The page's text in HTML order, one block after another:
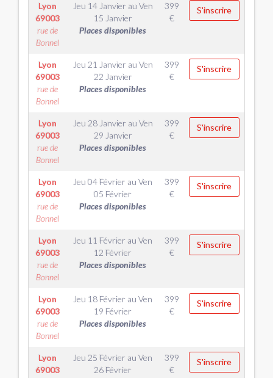
Lyon
69003
rue de
Bonnel
Jeu 14 Janvier au Ven
15 Janvier
Places disponibles
399
€
S'inscrire
Lyon
69003
rue de
Bonnel
Jeu 21 Janvier au Ven
22 Janvier
Places disponibles
399
€
S'inscrire
Lyon
69003
rue de
Bonnel
Jeu 28 Janvier au Ven
29 Janvier
Places disponibles
399
€
S'inscrire
Lyon
69003
rue de
Bonnel
Jeu 04 Février au Ven
05 Février
Places disponibles
399
€
S'inscrire
Lyon
69003
rue de
Bonnel
Jeu 11 Février au Ven
12 Février
Places disponibles
399
€
S'inscrire
Lyon
69003
rue de
Bonnel
Jeu 18 Février au Ven
19 Février
Places disponibles
399
€
S'inscrire
Lyon
69003
Jeu 25 Février au Ven
26 Février
399
€
S'inscrire